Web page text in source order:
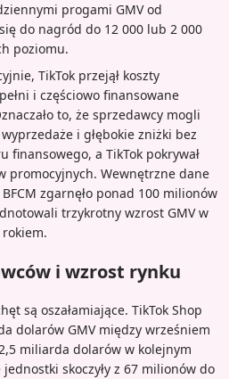
progami GMV od
do nagród do 12 000 lub 2 000
poziomu.
TikTok przejął koszty
i częściowo finansowane
to, że sprzedawcy mogli
i głębokie zniżki bez
finansowego, a TikTok pokrywał
promocyjnych. Wewnętrzne dane
BFCM zgarnęło ponad 100 milionów
trzykrotny wzrost GMV w
i wzrost rynku
są oszałamiające. TikTok Shop
dolarów GMV między wrześniem
miliarda dolarów w kolejnym
skoczyły z 67 milionów do